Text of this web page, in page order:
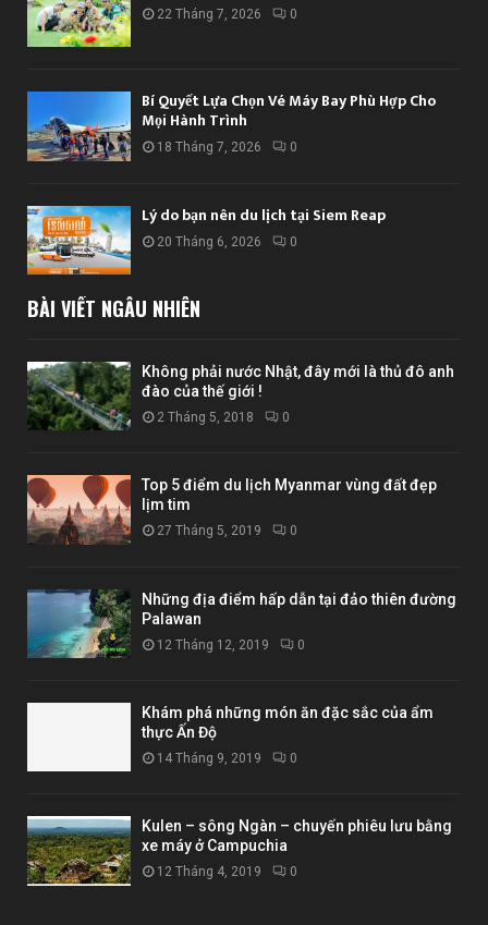
22 Tháng 7, 2026 0
Bí Quyết Lựa Chọn Vé Máy Bay Phù Hợp Cho
Mọi Hành Trình
18 Tháng 7, 2026 0
Lý do bạn nên du lịch tại Siem Reap
20 Tháng 6, 2026 0
BÀI VIẾT NGẪU NHIÊN
Không phải nước Nhật, đây mới là thủ đô anh
đào của thế giới !
2 Tháng 5, 2018 0
Top 5 điểm du lịch Myanmar vùng đất đẹp
lịm tim
27 Tháng 5, 2019 0
Những địa điểm hấp dẫn tại đảo thiên đường
Palawan
12 Tháng 12, 2019 0
Khám phá những món ăn đặc sắc của ẩm
thực Ấn Độ
14 Tháng 9, 2019 0
Kulen – sông Ngàn – chuyến phiêu lưu bằng
xe máy ở Campuchia
12 Tháng 4, 2019 0